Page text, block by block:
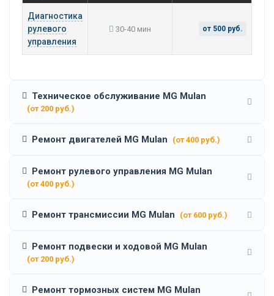
Диагностика
рулевого
управления
30-40 мин от 500 руб.
Техническое обслуживание MG Mulan
(от 200 руб.)
Ремонт двигателей MG Mulan (от 400 руб.)
Ремонт рулевого управления MG Mulan
(от 400 руб.)
Ремонт трансмиссии MG Mulan (от 600 руб.)
Ремонт подвески и ходовой MG Mulan
(от 200 руб.)
Ремонт тормозных систем MG Mulan